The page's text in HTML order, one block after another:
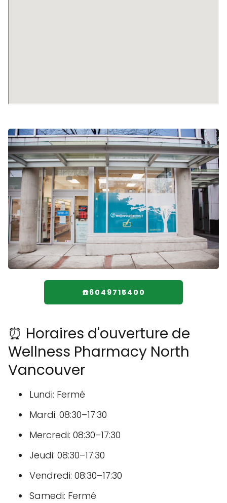
☎️6049715400
⏰ Horaires d'ouverture de
Wellness Pharmacy North
Vancouver
Lundi: Fermé
Mardi: 08:30–17:30
Mercredi: 08:30–17:30
Jeudi: 08:30–17:30
Vendredi: 08:30–17:30
Samedi: Fermé